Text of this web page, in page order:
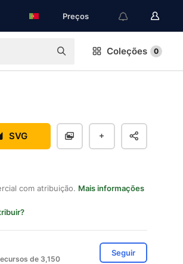
Preços
Coleções 0
SVG
com atribuição. Mais informações
de 3,150
Seguir